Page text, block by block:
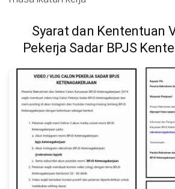
Syarat dan Kententuan
Pekerja Sadar BPJS